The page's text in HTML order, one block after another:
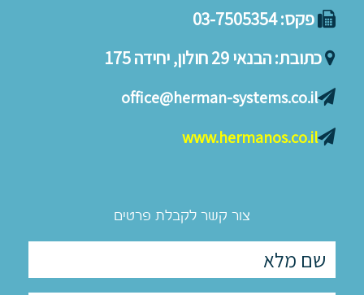
פקס:03-7505354
כתובת:הבנאי 29 חולון, יחידה 175
office@herman-systems.co.il
www.hermanos.co.il
צור קשר לקבלת פרטים